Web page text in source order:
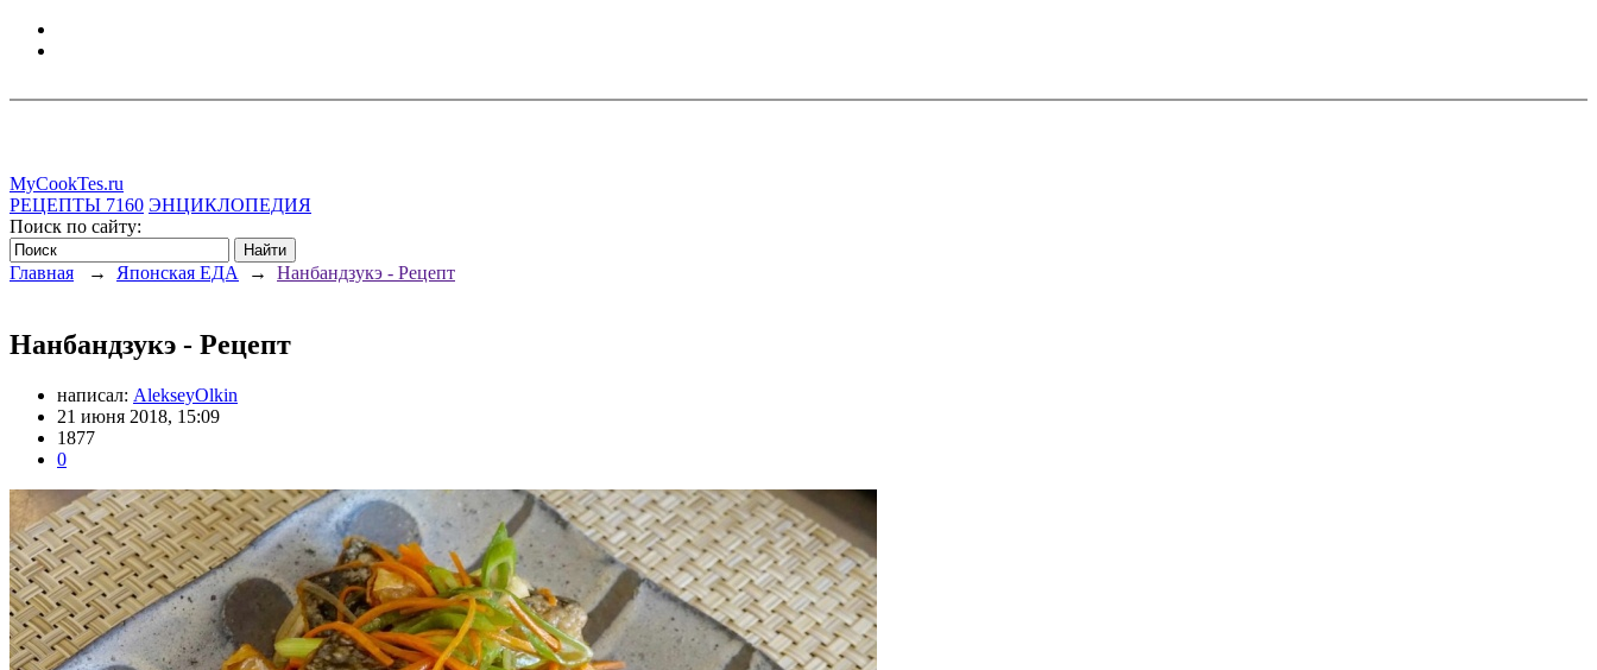
MyCookTes.ru
РЕЦЕПТЫ 7160 ЭНЦИКЛОПЕДИЯ
Поиск по сайту:
Главная → Японская ЕДА → Нанбандзукэ - Рецепт
Нанбандзукэ - Рецепт
написал: AlekseyOlkin
21 июня 2018, 15:09
1877
0